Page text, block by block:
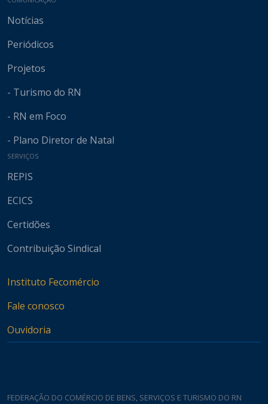
Notícias
Periódicos
Projetos
- Turismo do RN
- RN em Foco
- Plano Diretor de Natal
SERVIÇOS
REPIS
ECICS
Certidões
Contribuição Sindical
Instituto Fecomércio
Fale conosco
Ouvidoria
FEDERAÇÃO DO COMÉRCIO DE BENS, SERVIÇOS E TURISMO DO RN